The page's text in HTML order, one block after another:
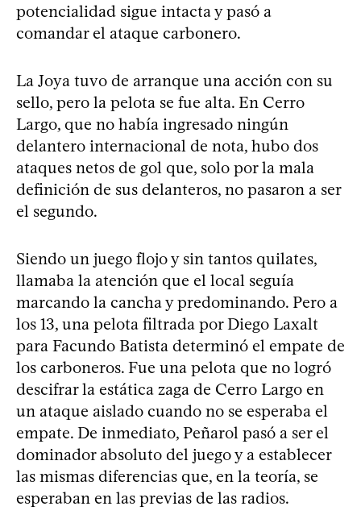
potencialidad sigue intacta y pasó a
comandar el ataque carbonero.
La Joya tuvo de arranque una acción con su
sello, pero la pelota se fue alta. En Cerro
Largo, que no había ingresado ningún
delantero internacional de nota, hubo dos
ataques netos de gol que, solo por la mala
definición de sus delanteros, no pasaron a ser
el segundo.
Siendo un juego flojo y sin tantos quilates,
llamaba la atención que el local seguía
marcando la cancha y predominando. Pero a
los 13, una pelota filtrada por Diego Laxalt
para Facundo Batista determinó el empate de
los carboneros. Fue una pelota que no logró
descifrar la estática zaga de Cerro Largo en
un ataque aislado cuando no se esperaba el
empate. De inmediato, Peñarol pasó a ser el
dominador absoluto del juego y a establecer
las mismas diferencias que, en la teoría, se
esperaban en las previas de las radios.